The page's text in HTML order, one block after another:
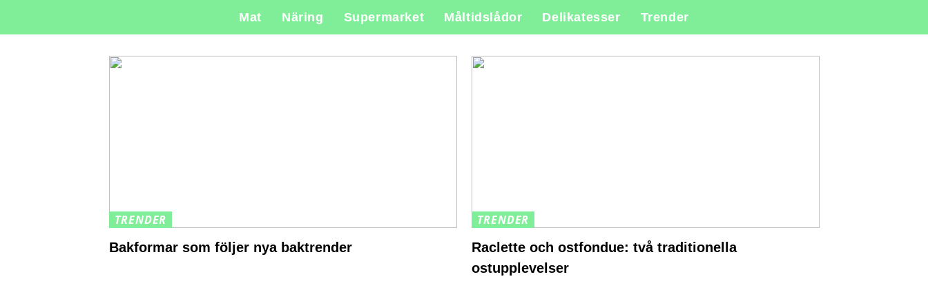
Mat Näring Supermarket Måltidslådor Delikatesser Trender
TRENDER
Bakformar som följer nya baktrender
TRENDER
Raclette och ostfondue: två traditionella
ostupplevelser